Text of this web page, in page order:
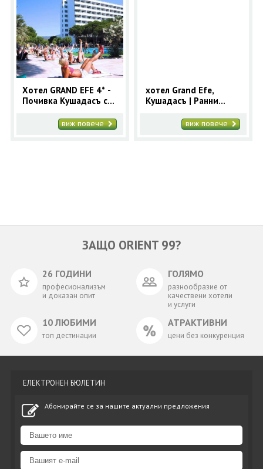
ОЩЕ
ЗА НАС
ФИРМЕНИ ДОКУМЕНТИ
0700 144 34 Запитване
Хотел GRAND EFE 4* -
Почивка Кушадасъ с
Лято 2026виж повече
хотел Grand Efe,
Кушадасъ | Ранни
Кушадасъ с 9 нощувки
виж повече
ЗАЩО ORIENT 99?
26 ГОДИНИ
професионализъм
и доказан опит
ГОЛЯМО
разнообразие от
качествени хотели
и услуги
10 ЛЮБИМИ
топ дестинации
АТРАКТИВНИ
цени без конкуренция
ЕЛЕКТРОНЕН БЮЛЕТИН
Абонирайте се за нашите актуални предложения